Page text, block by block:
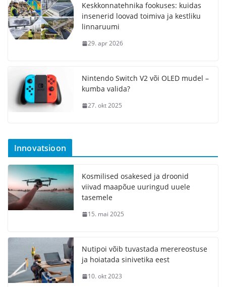
Keskkonnatehnika fookuses: kuidas
insenerid loovad toimiva ja kestliku
linnaruumi
29. apr 2026
Nintendo Switch V2 või OLED mudel –
kumba valida?
27. okt 2025
Innovatsioon
Kosmilised osakesed ja droonid
viivad maapõue uuringud uuele
tasemele
15. mai 2025
Nutipoi võib tuvastada merereostuse
ja hoiatada sinivetika eest
10. okt 2023